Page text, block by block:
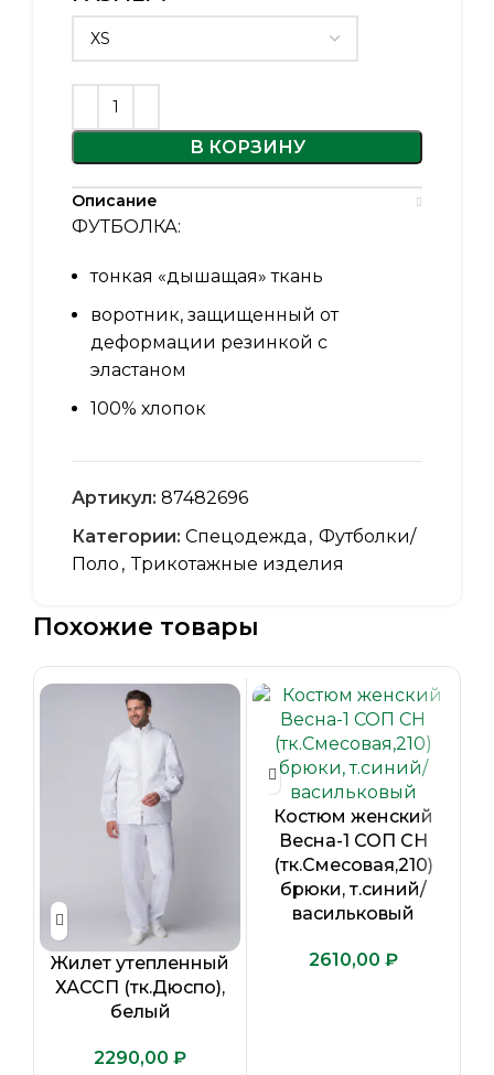
В КОРЗИНУ
Описание
ФУТБОЛКА:
тонкая «дышащая» ткань
воротник, защищенный от
деформации резинкой с
эластаном
100% хлопок
Артикул: 87482696
Категории: Спецодежда , Футболки/
Поло , Трикотажные изделия
Похожие товары
Жилет утепленный
ХАССП (тк.Дюспо),
белый
₽
Костюм женский
Весна-1 СОП CH
(тк.Смесовая,210)
брюки, т.синий/
васильковый
₽